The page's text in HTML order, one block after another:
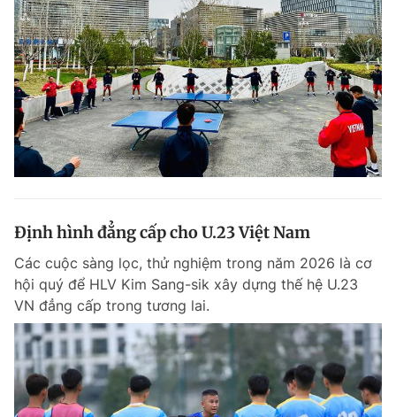
Định hình đẳng cấp cho U.23 Việt Nam
Các cuộc sàng lọc, thử nghiệm trong năm 2026 là cơ
hội quý để HLV Kim Sang-sik xây dựng thế hệ U.23
VN đẳng cấp trong tương lai.